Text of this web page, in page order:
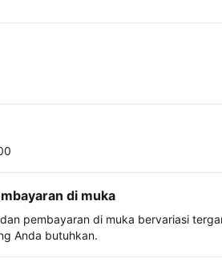
di muka
pembayaran di muka bervariasi
Anda butuhkan.